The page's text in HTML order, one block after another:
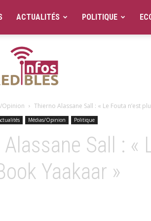
ACTUALITÉS POLITIQUE
Opinion Thierno Alassane Sall : « Le Fouta n’est
Médias/Opinion Politique
Sall : «
Yaakaar »